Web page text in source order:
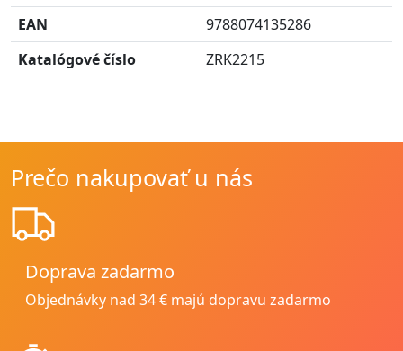
EAN
9788074135286
Katalógové číslo
ZRK2215
Prečo nakupovať u nás
Doprava zadarmo
Objednávky nad 34 € majú dopravu zadarmo